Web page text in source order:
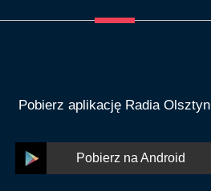
Pobierz aplikację Radia Olsztyn
Pobierz na Android